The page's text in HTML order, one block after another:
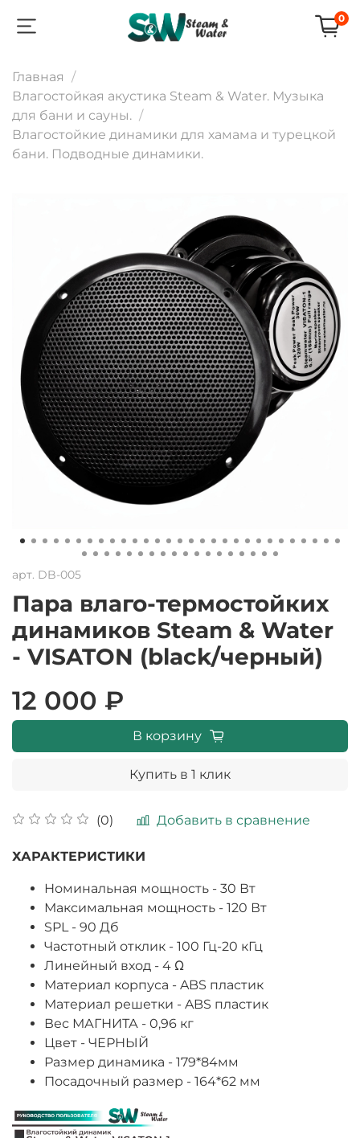
0
Главная
Влагостойкая акустика Steam & Water. Музыка
для бани и сауны.
Влагостойкие динамики для хамама и турецкой
бани. Подводные динамики.
арт. DB-005
Пара влаго-термостойких
динамиков Steam & Water
- VISATON (black/черный)
(0) Добавить в сравнение
12 000 ₽
В корзину
Купить в 1 клик
ХАРАКТЕРИСТИКИ
Номинальная мощность - 30 Вт
Максимальная мощность - 120 Вт
SPL - 90 Дб
Частотный отклик - 100 Гц-20 кГц
Линейный вход - 4 Ω
Материал корпуса - ABS пластик
Материал решетки - ABS пластик
Вес МАГНИТА - 0,96 кг
Цвет - ЧЕРНЫЙ
Размер динамика - 179*84мм
Посадочный размер - 164*62 мм